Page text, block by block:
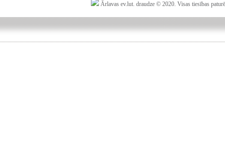
Ārlavas ev.lut. draudze © 2020. Visas tiesības